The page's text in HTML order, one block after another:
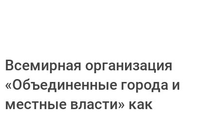
Всемирная организация
«Объединенные города и
местные власти» как